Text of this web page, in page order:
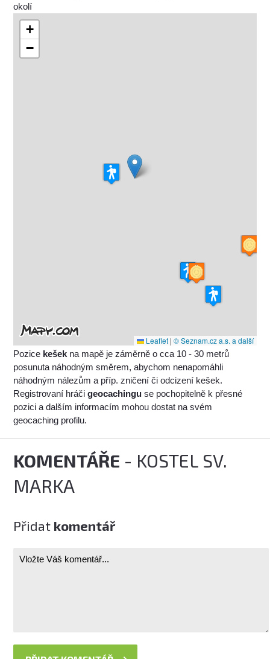
okolí
+
−
Leaflet | © Seznam.cz a.s. a další
Pozice kešek na mapě je záměrně o cca 10 - 30 metrů
posunuta náhodným směrem, abychom nenapomáhli
náhodným nálezům a příp. zničení či odcizení kešek.
Registrovaní hráčigeocachingu se pochopitelně k přesné
pozici a dalším informacím mohou dostat na svém
geocaching profilu.
KOMENTÁŘE - KOSTEL SV.
MARKA
Přidat komentář